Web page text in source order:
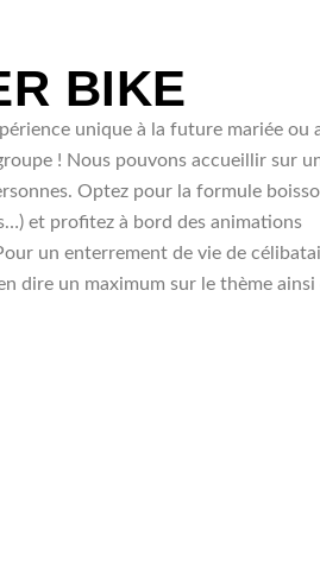
BIKE
unique à la future mariée ou
! Nous pouvons accueillir sur
Optez pour la formule
et profitez à bord des animations
un enterrement de vie de
dire un maximum sur le thème ainsi